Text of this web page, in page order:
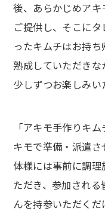
後、あらかじめア
ご提供し、そこに
ったキムチはお持
熟成していただき
少しずつお楽しみい
「アキモ手作りキ
キモで準備・派遣
体様には事前に調
ただき、参加され
んを持参いただく